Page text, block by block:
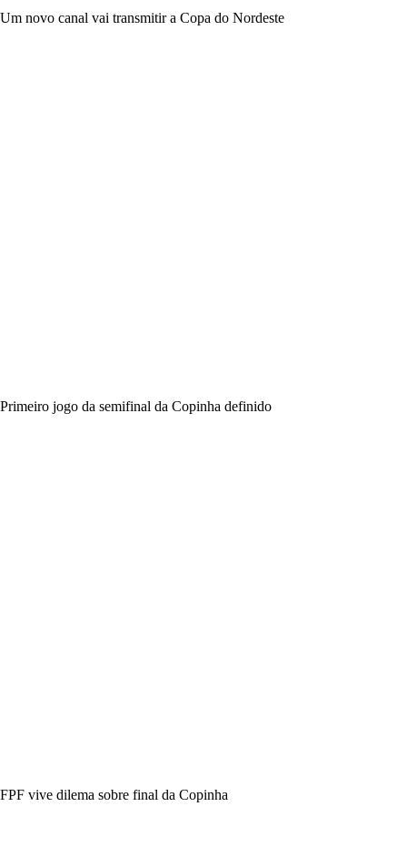
Um novo canal vai transmitir a Copa do Nordeste
Primeiro jogo da semifinal da Copinha definido
FPF vive dilema sobre final da Copinha